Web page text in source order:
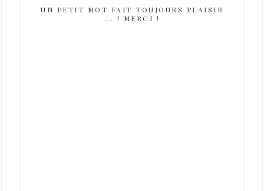
UN PETIT MOT FAIT TOUJOURS PLAISIR
... ! MERCI !